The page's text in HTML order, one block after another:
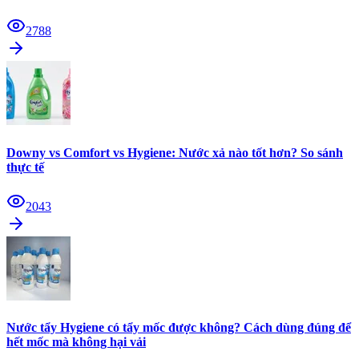
2788
Downy vs Comfort vs Hygiene: Nước xả nào tốt hơn? So sánh
thực tế
2043
Nước tẩy Hygiene có tẩy mốc được không? Cách dùng đúng để
hết mốc mà không hại vải